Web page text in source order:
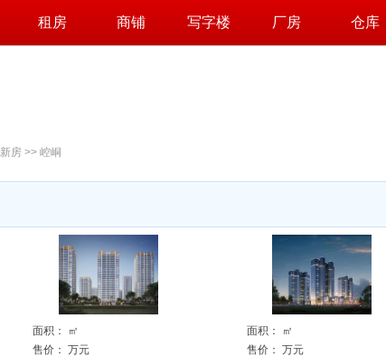
租房 商铺 写字楼 厂房 仓库
新房>> 崆峒
面积：
㎡
售价：万元
面积：
㎡
售价： 万元